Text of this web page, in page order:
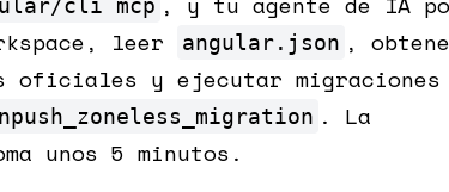
cli mcp
leer
angular.json ,
oficiales y ejecutar migraciones
. La
unos 5 minutos.